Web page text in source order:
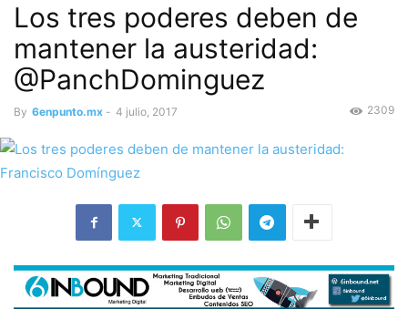
Los tres poderes deben de
mantener la austeridad:
@PanchDominguez
By 6enpunto.mx - 4 julio, 2017 2309